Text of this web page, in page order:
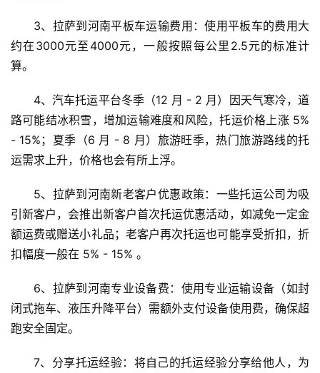
3、拉萨到河南平板车运输费用：使用平板车的费用大
约在3000元至4000元，一般按照每公里2.5元的标准计
算。
4、汽车托运平台冬季（12 月 - 2 月）因天气寒冷，道
路可能结冰积雪，增加运输难度和风险，托运价格上涨 5%
- 15%；夏季（6 月 - 8 月）旅游旺季，热门旅游路线的托
运需求上升，价格也会有所上浮。
5、拉萨到河南新老客户优惠政策：一些托运公司为吸
引新客户，会推出新客户首次托运优惠活动，如减免一定金
额运费或赠送小礼品；老客户再次托运也可能享受折扣，折
扣幅度一般在 5% - 15% 。
6、拉萨到河南专业设备费：使用专业运输设备（如封
闭式拖车、液压升降平台）需额外支付设备使用费，确保超
跑安全固定。
7、分享托运经验：将自己的托运经验分享给他人，为